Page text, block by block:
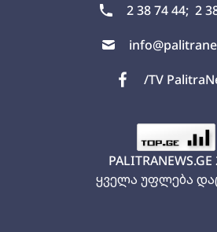
2 38 74 44; 2
/TV
PALITRANEWS.GE
ყველა უფლება